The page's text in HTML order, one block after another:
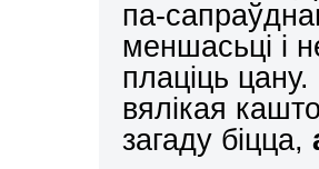
па-
меншасьці і
плаціць
вялікая
загаду біцца,